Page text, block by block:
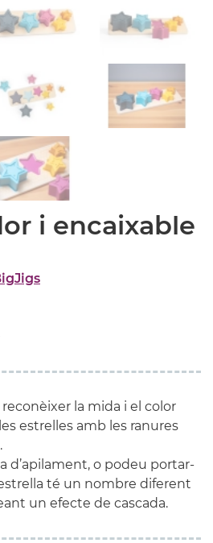
i encaixable
la mida i el color
estrelles amb les ranures
d’apilament, o podeu portar-
estrella té un nombre diferent
un efecte de cascada.